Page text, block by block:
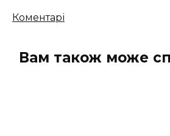
Кількість
Коментарі
Вам також може